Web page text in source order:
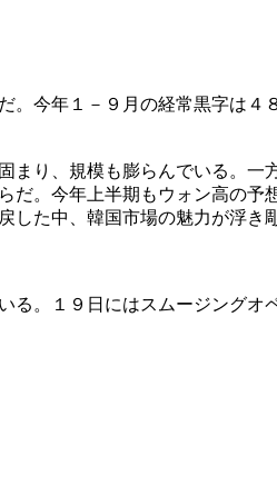
今年１－９月の経常黒字は
り、規模も膨らんでいる。
だ。今年上半期もウォン高の
た中、韓国市場の魅力が浮き
。１９日にはスムージング